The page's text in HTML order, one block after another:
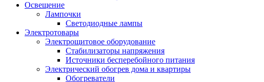
Освещение
Лампочки
Светодиодные лампы
Электротовары
Электрощитовое оборудование
Стабилизаторы напряжения
Источники бесперебойного питания
Электрический обогрев дома и квартиры
Обогреватели